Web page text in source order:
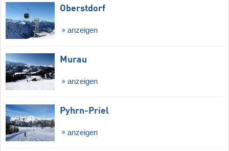
Oberstdorf
anzeigen
Murau
anzeigen
Pyhrn-Priel
anzeigen